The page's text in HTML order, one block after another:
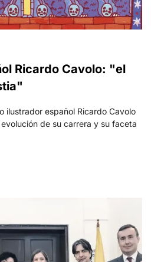
Ricardo Cavolo: "el
ilustrador español Ricardo Cavolo
de su carrera y su faceta